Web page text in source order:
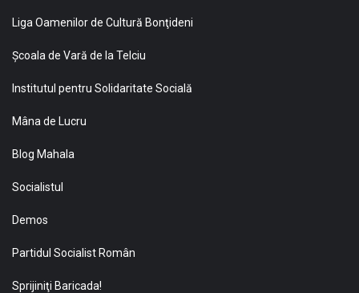
Liga Oamenilor de Cultură Bonţideni
Şcoala de Vară de la Telciu
Institutul pentru Solidaritate Socială
Mâna de Lucru
Blog Mahala
Socialistul
Demos
Partidul Socialist Român
Sprijiniţi Baricada!